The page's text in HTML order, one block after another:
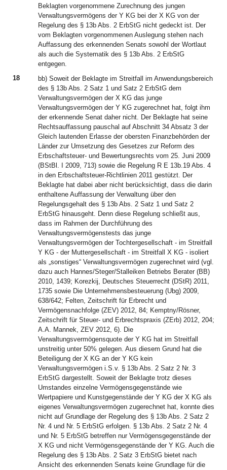
Beklagten vorgenommene Zurechnung des jungen
Verwaltungsvermögens der Y KG bei der X KG von der
Regelung des § 13b Abs. 2 ErbStG nicht gedeckt ist. Der
vom Beklagten vorgenommenen Auslegung stehen nach
Auffassung des erkennenden Senats sowohl der Wortlaut
als auch die Systematik des § 13b Abs. 2 ErbStG
entgegen.
18
bb) Soweit der Beklagte im Streitfall im Anwendungsbereich
des § 13b Abs. 2 Satz 1 und Satz 2 ErbStG dem
Verwaltungsvermögen der X KG das junge
Verwaltungsvermögen der Y KG zugerechnet hat, folgt ihm
der erkennende Senat daher nicht. Der Beklagte hat seine
Rechtsauffassung pauschal auf Abschnitt 34 Absatz 3 der
Gleich lautenden Erlasse der obersten Finanzbehörden der
Länder zur Umsetzung des Gesetzes zur Reform des
Erbschaftsteuer- und Bewertungsrechts vom 25. Juni 2009
(BStBl. I 2009, 713) sowie die Regelung R E 13b.19 Abs. 4
in den Erbschaftsteuer-Richtlinien 2011 gestützt. Der
Beklagte hat dabei aber nicht berücksichtigt, dass die darin
enthaltene Auffassung der Verwaltung über den
Regelungsgehalt des § 13b Abs. 2 Satz 1 und Satz 2
ErbStG hinausgeht. Denn diese Regelung schließt aus,
dass im Rahmen der Durchführung des
Verwaltungsvermögenstests das junge
Verwaltungsvermögen der Tochtergesellschaft - im Streitfall
Y KG - der Muttergesellschaft - im Streitfall X KG - isoliert
als „sonstiges“ Verwaltungsvermögen zugerechnet wird (vgl.
dazu auch Hannes/Steger/Stalleiken Betriebs Berater (BB)
2010, 1439; Korezkij, Deutsches Steuerrecht (DStR) 2011,
1735 sowie Die Unternehmensbesteuerung (Ubg) 2009,
638/642; Felten, Zeitschrift für Erbrecht und
Vermögensnachfolge (ZEV) 2012, 84; Kemptny/Rösner,
Zeitschrift für Steuer- und Erbrechtspraxis (ZErb) 2012, 204;
A.A. Mannek, ZEV 2012, 6). Die
Verwaltungsvermögensquote der Y KG hat im Streitfall
unstreitig unter 50% gelegen. Aus diesem Grund hat die
Beteiligung der X KG an der Y KG kein
Verwaltungsvermögen i.S.v. § 13b Abs. 2 Satz 2 Nr. 3
ErbStG dargestellt. Soweit der Beklagte trotz dieses
Umstandes einzelne Vermögensgegenstände wie
Wertpapiere und Kunstgegenstände der Y KG der X KG als
eigenes Verwaltungsvermögen zugerechnet hat, konnte dies
nicht auf Grundlage der Regelung des § 13b Abs. 2 Satz 2
Nr. 4 und Nr. 5 ErbStG erfolgen. § 13b Abs. 2 Satz 2 Nr. 4
und Nr. 5 ErbStG betreffen nur Vermögensgegenstände der
X KG und nicht Vermögensgegenstände der Y KG. Auch die
Regelung des § 13b Abs. 2 Satz 3 ErbStG bietet nach
Ansicht des erkennenden Senats keine Grundlage für die